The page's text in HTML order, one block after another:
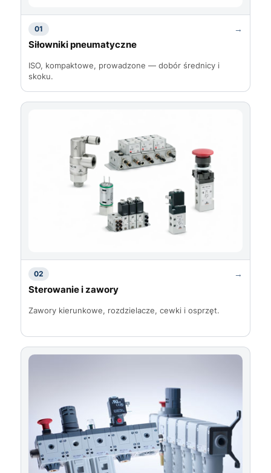
01 →
Siłowniki pneumatyczne
ISO, kompaktowe, prowadzone — dobór średnicy i
skoku.
02 →
Sterowanie i zawory
Zawory kierunkowe, rozdzielacze, cewki i osprzęt.